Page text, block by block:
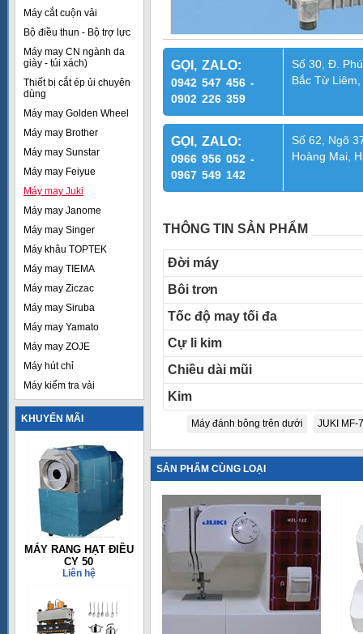
Máy cắt cuộn vải
Bộ điều thun - Bộ trợ lực
Máy may CN ngành da
giày - túi xách)
Thiết bị cắt ép ủi chuyên
dùng
Máy may Golden Wheel
Máy may Brother
Máy may Sunstar
Máy may Feiyue
Máy may Juki
Máy may Janome
Máy may Singer
Máy khâu TOPTEK
Máy may TIEMA
Máy may Ziczac
Máy may Siruba
Máy may Yamato
Máy may ZOJE
Máy hút chỉ
Máy kiểm tra vải
KHUYẾN MÃI
MÁY RANG HẠT ĐIỀU
CY 50
Liên hệ
GỌI, ZALO:
0942 547 456 -
0902 226 359
Số 30, Đ.
Bắc Từ
GỌI, ZALO:
0966 956 052 -
0967 549 142
Số 62, Ngõ
Hoàng Mai,
THÔNG TIN SẢN PHẨM
Đời máy
Bôi trơn
Tốc độ may tối đa
Cự li kim
Chiều dài mũi
Kim
Máy đánh bông trên dưới JUKI MF-
SẢN PHẨM CÙNG LOẠI